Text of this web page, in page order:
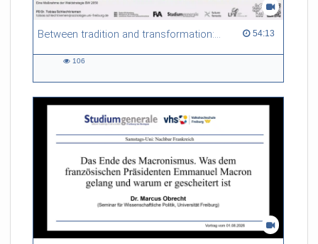
Between tradition and transformation: how owners, advisers and institutions co-create knowledge for resilient forests in Europe 54:13
54:13 duration
106